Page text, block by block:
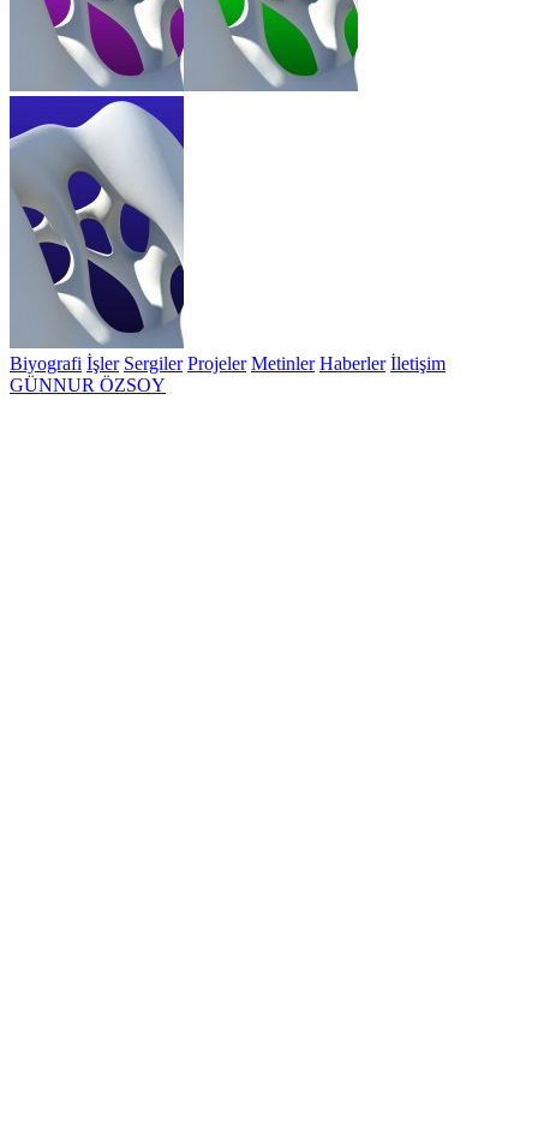
Biyografi İşler Sergiler Projeler Metinler Haberler İletişim
GÜNNUR ÖZSOY